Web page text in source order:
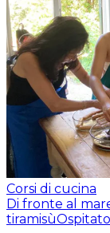
Corsi di cucina
Di fronte al
tiramisù